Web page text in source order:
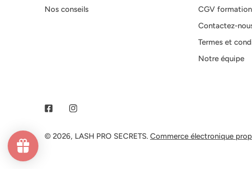
Nos conseils
CGV formation
Contactez-
Termes et
Notre équipe
© 2026, LASH PRO SECRETS. Commerce électronique